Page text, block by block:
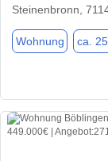
Steinenbronn,
Wohnung ca.